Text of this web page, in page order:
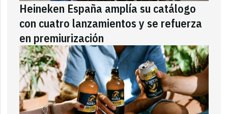
Heineken España amplía su catálogo
con cuatro lanzamientos y se refuerza
en premiurización